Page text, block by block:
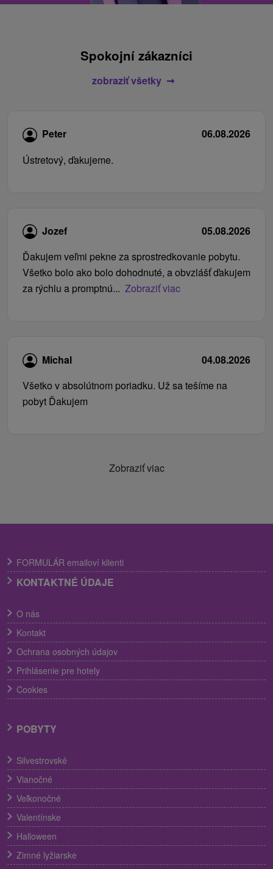
Spokojní zákazníci
zobraziť všetky
Peter
06.08.2026
Ústretový, ďakujeme.
Jozef
05.08.2026
Ďakujem veľmi pekne za sprostredkovanie pobytu.
Všetko bolo ako bolo dohodnuté, a obvzlášť ďakujem
za rýchlu a promptnú... Zobraziť viac
Michal
04.08.2026
Všetko v absolútnom poriadku. Už sa tešíme na
pobyt Ďakujem
Zobraziť viac
FORMULÁR emailoví klienti
KONTAKTNÉ ÚDAJE
O nás
Kontakt
Ochrana osobných údajov
Prihlásenie pre hotely
Cookies
POBYTY
Silvestrovské
Vianočné
Veľkonočné
Valentínske
Halloween
Zimné lyžiarske